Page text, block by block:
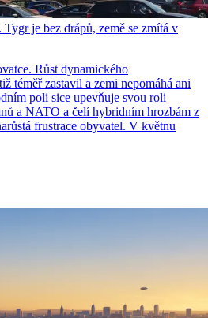
je bez drápů, země se zmítá v
Růst dynamického
téměř zastavil a zemi nepomáhá ani
poli sice upevňuje svou roli
a NATO a čelí hybridním hrozbám z
frustrace obyvatel. V květnu